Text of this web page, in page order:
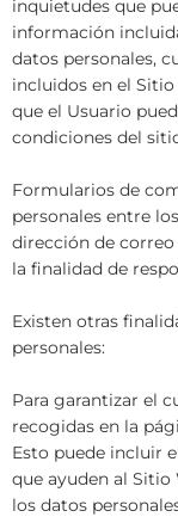
inquietudes que
información
datos personales,
incluidos en el
que el Usuario
condiciones del
Formularios de
personales entre
dirección de
la finalidad de
Existen otras
personales:
Para garantizar el
recogidas en la
Esto puede incluir
que ayuden al Sitio
los datos